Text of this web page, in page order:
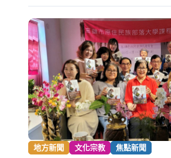
《讀者》8月
四川雅安 千年
張老師發表「
河堤國小打造
【第十四屆海
地方新聞 文化宗教 焦點新聞